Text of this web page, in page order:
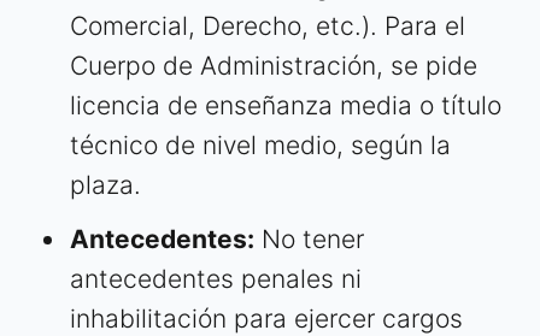
Comercial, Derecho, etc.). Para el
Cuerpo de Administración, se pide
licencia de enseñanza media o título
técnico de nivel medio, según la
plaza.
Antecedentes: No tener
antecedentes penales ni
inhabilitación para ejercer cargos